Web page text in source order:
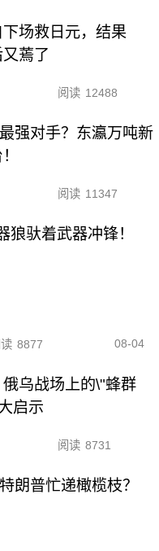
场救日元，结果
蔫了
阅读 12488
强对手？东瀛万吨新
阅读 11347
驮着武器冲锋！
8877 08-04
乌战场上的\"蜂群
启示
阅读 8731
朗普忙递橄榄枝？